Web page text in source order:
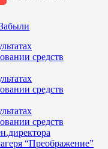
средств
средств
средств
“Преображение”